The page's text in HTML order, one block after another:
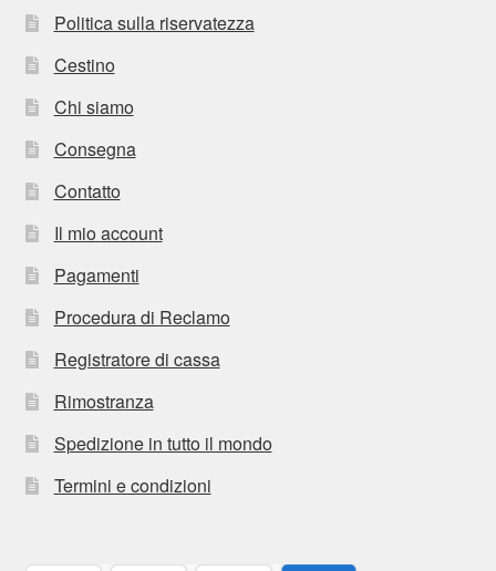
Politica sulla riservatezza
Cestino
Chi siamo
Consegna
Contatto
Il mio account
Pagamenti
Procedura di Reclamo
Registratore di cassa
Rimostranza
Spedizione in tutto il mondo
Termini e condizioni